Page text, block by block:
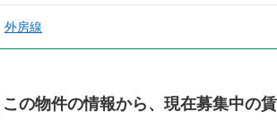
外房線
この物件の情報から、現在募集中の